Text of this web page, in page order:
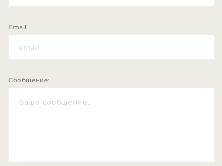
Email
Сообщение: